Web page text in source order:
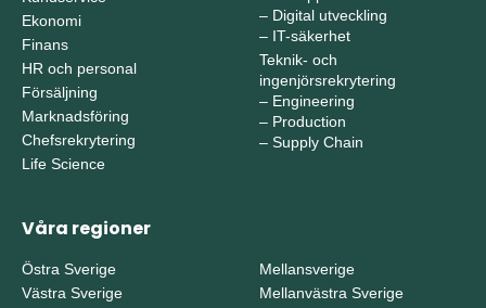
Ekonomi
Finans
HR och personal
Försäljning
Marknadsföring
Chefsrekrytering
Life Science
– Digital utveckling
– IT-säkerhet
Teknik- och
ingenjörsrekrytering
– Engineering
– Production
– Supply Chain
Våra regioner
Östra Sverige
Västra Sverige
Mellansverige
Mellanvästra Sverige